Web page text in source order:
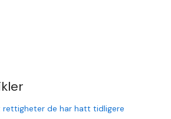
de har hatt tidligere